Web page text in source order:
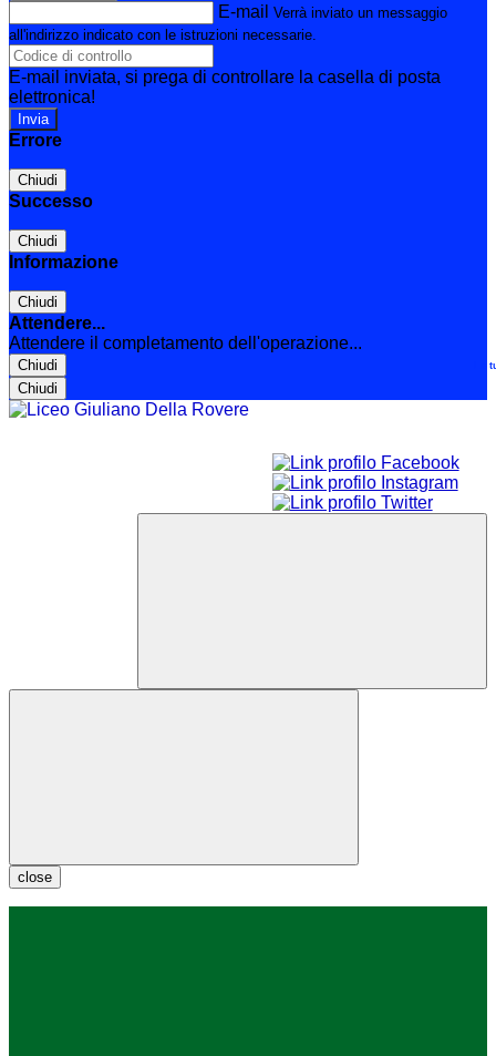
E-mail Verrà inviato un messaggio
all'indirizzo indicato con le istruzioni necessarie.
E-mail inviata, si prega di controllare la casella di posta
elettronica!
Errore
Chiudi
Successo
Chiudi
Informazione
Chiudi
Attendere...
Attendere il completamento dell'operazione...
Chiudi
Chiudi
Le
close